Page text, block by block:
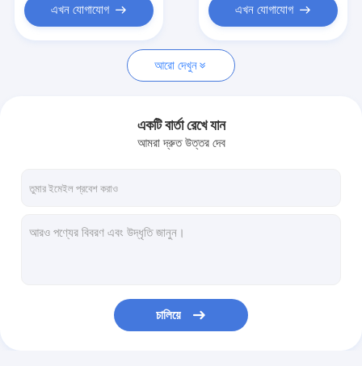
যোগাযোগ করুন
টাইগ টিআইজি এমএমএ ওয়েল্ডার
শিল্প ব্যবহার এআরসি এমএমএ ওয়েল্ডার
মিনি এআরসি ওয়েল্ডার
এখন যোগাযোগ এখন যোগাযোগ
আরো দেখুন
একটি বার্তা রেখে যান
আমরা দ্রুত উত্তর দেব
চালিয়ে